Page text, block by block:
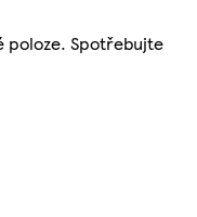
poloze. Spotřebujte